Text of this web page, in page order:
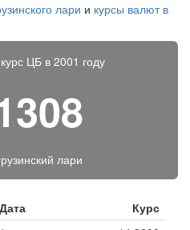
лари и курсы валют в
ЦБ в 2001 году
лари
Дата
Курс